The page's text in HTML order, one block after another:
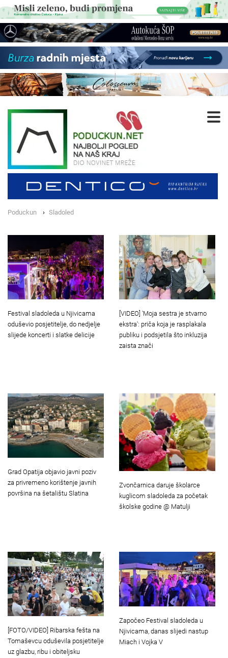
Poduckun Sladoled
Festival sladoleda u Njivicama
oduševio posjetitelje, do nedjelje
slijede koncerti i slatke delicije
[VIDEO] 'Moja sestra je stvarno
ekstra': priča koja je rasplakala
publiku i podsjetila što inkluzija
zaista znači
Grad Opatija objavio javni poziv
za privremeno korištenje javnih
površina na šetalištu Slatina
Zvončarnica daruje školarce
kuglicom sladoleda za početak
školske godine @ Matulji
[FOTO/VIDEO] Ribarska fešta na
Tomaševcu oduševila posjetitelje
uz glazbu, ribu i obiteljsku
Započeo Festival sladoleda u
Njivicama, danas slijedi nastup
Miach i Vojka V